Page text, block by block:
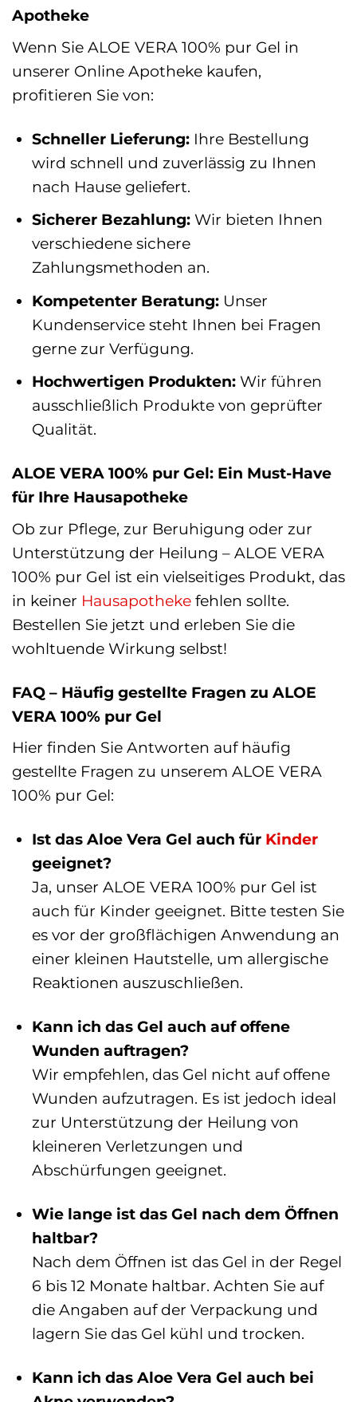
Apotheke
Wenn Sie ALOE VERA 100% pur Gel in
unserer Online Apotheke kaufen,
profitieren Sie von:
Schneller Lieferung:Ihre Bestellung
wird schnell und zuverlässig zu Ihnen
nach Hause geliefert.
Sicherer Bezahlung:Wir bieten Ihnen
verschiedene sichere
Zahlungsmethoden an.
Kompetenter Beratung:Unser
Kundenservice steht Ihnen bei Fragen
gerne zur Verfügung.
Hochwertigen Produkten:Wir führen
ausschließlich Produkte von geprüfter
Qualität.
ALOE VERA 100% pur Gel: Ein Must-Have
für Ihre Hausapotheke
Ob zur Pflege, zur Beruhigung oder zur
Unterstützung der Heilung – ALOE VERA
100% pur Gel ist ein vielseitiges Produkt, das
in keiner Hausapotheke fehlen sollte.
Bestellen Sie jetzt und erleben Sie die
wohltuende Wirkung selbst!
FAQ – Häufig gestellte Fragen zu ALOE
VERA 100% pur Gel
Hier finden Sie Antworten auf häufig
gestellte Fragen zu unserem ALOE VERA
100% pur Gel:
Ist das Aloe Vera Gel auch für Kinder
geeignet?
Ja, unser ALOE VERA 100% pur Gel ist
auch für Kinder geeignet. Bitte testen Sie
es vor der großflächigen Anwendung an
einer kleinen Hautstelle, um allergische
Reaktionen auszuschließen.
Kann ich das Gel auch auf offene
Wunden auftragen?
Wir empfehlen, das Gel nicht auf offene
Wunden aufzutragen. Es ist jedoch ideal
zur Unterstützung der Heilung von
kleineren Verletzungen und
Abschürfungen geeignet.
Wie lange ist das Gel nach dem Öffnen
haltbar?
Nach dem Öffnen ist das Gel in der Regel
6 bis 12 Monate haltbar. Achten Sie auf
die Angaben auf der Verpackung und
lagern Sie das Gel kühl und trocken.
Kann ich das Aloe Vera Gel auch bei